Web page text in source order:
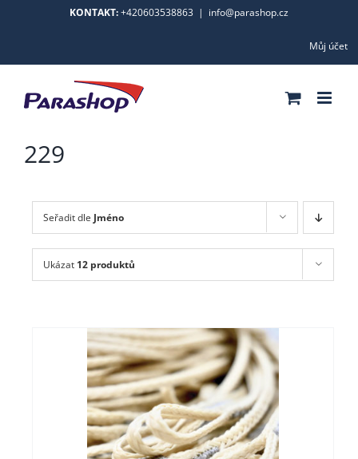
KONTAKT:+420603538863 | info@parashop.cz
Můj účet
229
Seřadit dle Jméno
Ukázat 12 produktů